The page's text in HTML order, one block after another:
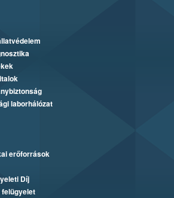
laborhálózat
erőforrások
Díj